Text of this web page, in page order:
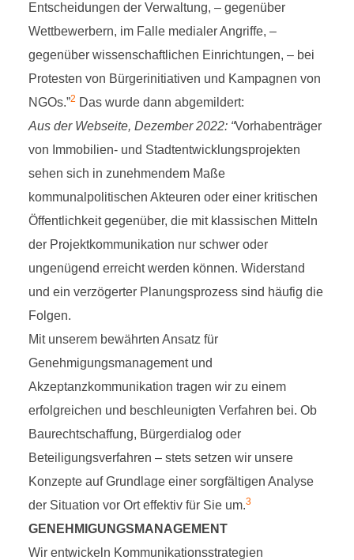
Entscheidungen der Verwaltung, – gegenüber
Wettbewerbern, im Falle medialer Angriffe, –
gegenüber wissenschaftlichen Einrichtungen, – bei
Protesten von Bürgerinitiativen und Kampagnen von
NGOs.”2 Das wurde dann abgemildert:
Aus der Webseite, Dezember 2022: “Vorhabenträger
von Immobilien- und Stadtentwicklungsprojekten
sehen sich in zunehmendem Maße
kommunalpolitischen Akteuren oder einer kritischen
Öffentlichkeit gegenüber, die mit klassischen Mitteln
der Projektkommunikation nur schwer oder
ungenügend erreicht werden können. Widerstand
und ein verzögerter Planungsprozess sind häufig die
Folgen.
Mit unserem bewährten Ansatz für
Genehmigungsmanagement und
Akzeptanzkommunikation tragen wir zu einem
erfolgreichen und beschleunigten Verfahren bei. Ob
Baurechtschaffung, Bürgerdialog oder
Beteiligungsverfahren – stets setzen wir unsere
Konzepte auf Grundlage einer sorgfältigen Analyse
der Situation vor Ort effektiv für Sie um.3
GENEHMIGUNGSMANAGEMENT
Wir entwickeln Kommunikationsstrategien